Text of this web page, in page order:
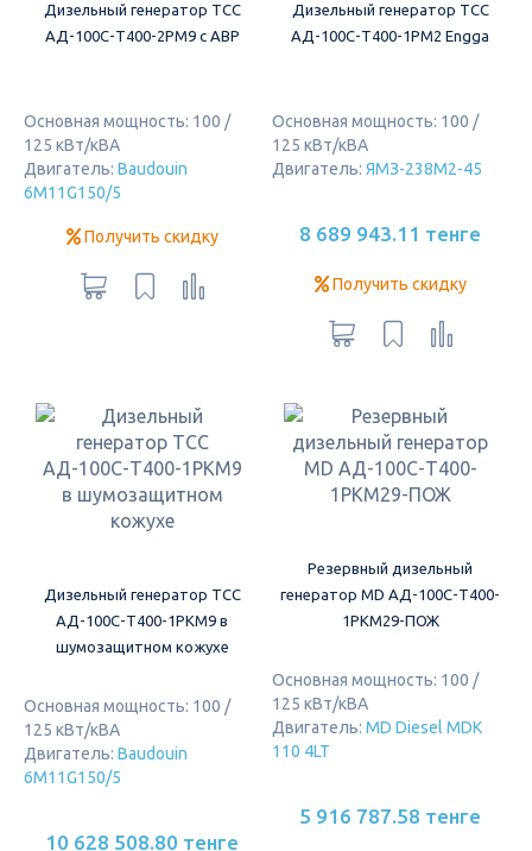
Дизельный генератор ТСС
АД-100С-Т400-2РМ9 c АВР
Основная мощность: 100 /
125 кВт/кВА
Двигатель: Baudouin
6M11G150/5
Получить скидку
Дизельный генератор ТСС
АД-100С-Т400-1РМ2 Engga
Основная мощность: 100 /
125 кВт/кВА
Двигатель: ЯМЗ-238М2-45
8 689 943.11 тенге
Получить скидку
Дизельный генератор ТСС
АД-100С-Т400-1РКМ9 в
шумозащитном кожухе
Основная мощность: 100 /
125 кВт/кВА
Двигатель: Baudouin
6M11G150/5
10 628 508.80 тенге
Резервный дизельный
генератор MD АД-100С-Т400-
1РКМ29-ПОЖ
Основная мощность: 100 /
125 кВт/кВА
Двигатель: MD Diesel MDK
110 4LT
5 916 787.58 тенге